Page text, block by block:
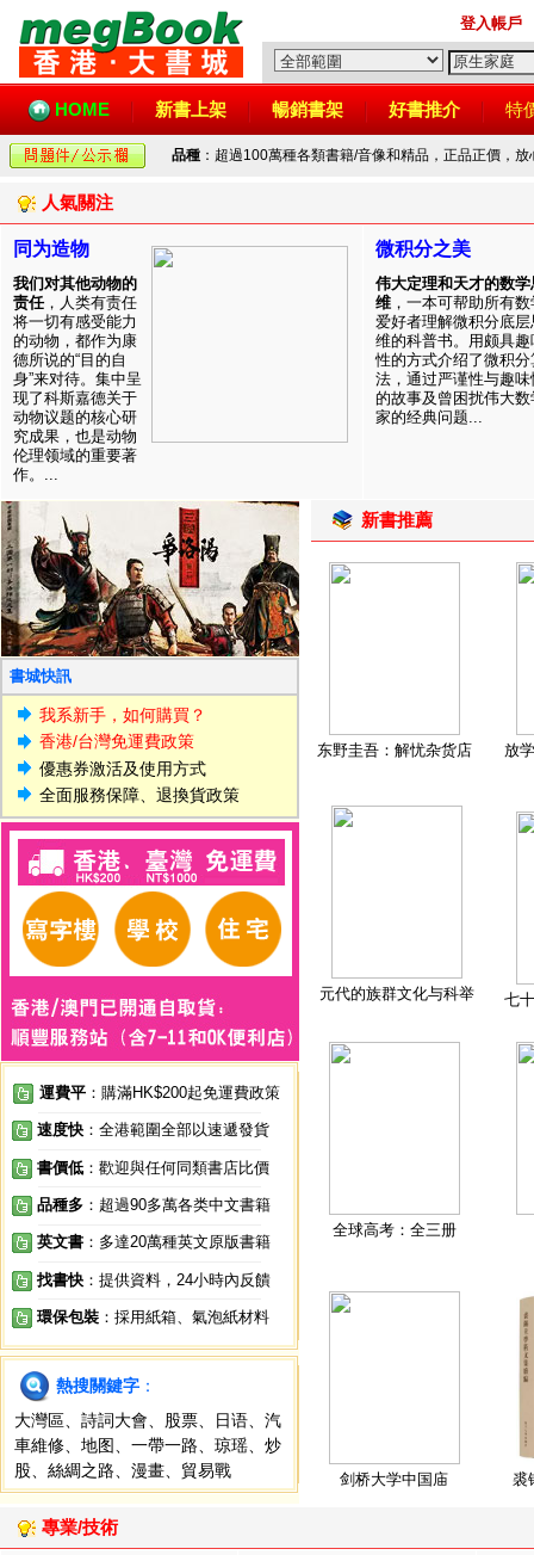
登入帳戶
HOME 新書上架 暢銷書架 好書推介 特
品種 ：超過100萬種各類書籍/音像和精品，正品正價，
人氣關注
同为造物
我们对其他动物的
责任，人类有责任
将一切有感受能力
的动物，都作为康
德所说的“目的自
身”来对待。集中呈
现了科斯嘉德关于
动物议题的核心研
究成果，也是动物
伦理领域的重要著
作。...
微积分之美
伟大定理和天才的数学
维 ，一本可帮助所有数
爱好者理解微积分底层
维的科普书。用颇具趣
性的方式介绍了微积分
法，通过严谨性与趣味
的故事及曾困扰伟大数
家的经典问题...
書城快訊
我系新手，如何購買？
香港/台灣免運費政策
優惠券激活及使用方式
全面服務保障、退換貨政策
運費平 ：購滿HK$200起免運費政策
速度快 ：全港範圍全部以速遞發貨
書價低 ：歡迎與任何同類書店比價
品種多 ：超過90多萬各类中文書籍
英文書 ：多達20萬種英文原版書籍
找書快 ：提供資料，24小時內反饋
環保包裝 ：採用紙箱、氣泡紙材料
熱搜關鍵字 ：
大灣區
詩詞大會 股票 日语
汽
車維修
地图 一帶一路 琼瑶
炒
股
絲綢之路 漫畫 貿易戰
新書推薦
东野圭吾：解忧杂货店 放
元代的族群文化与科举 七
全球高考：全三册
剑桥大学中国庙 裘
專業/技術